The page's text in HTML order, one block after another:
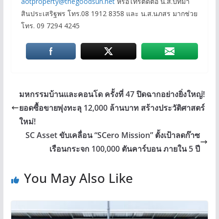
สินประเสริฐพร โทร.08 1912 8358 และ น.ส.นภสร มากช่วย
โทร. 09 7294 4245
มหกรรมบ้านและคอนโด ครั้งที่ 47 ปิดฉากอย่างยิ่งใหญ่!
ยอดซื้อขายพุ่งทะลุ 12,000 ล้านบาท สร้างประวัติศาสตร์
ใหม่!
SC Asset ขับเคลื่อน “SCero Mission” ตั้งเป้าลดก๊าซ
เรือนกระจก 100,000 ตันคาร์บอน ภายใน 5 ปี
You May Also Like